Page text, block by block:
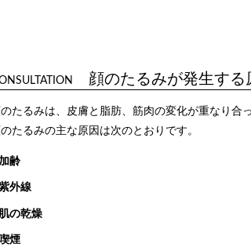
顔のたるみが発生する
たるみは、皮膚と脂肪、筋肉の変化が重なり合
たるみの主な原因は次のとおりです。
齢
外線
の乾燥
煙